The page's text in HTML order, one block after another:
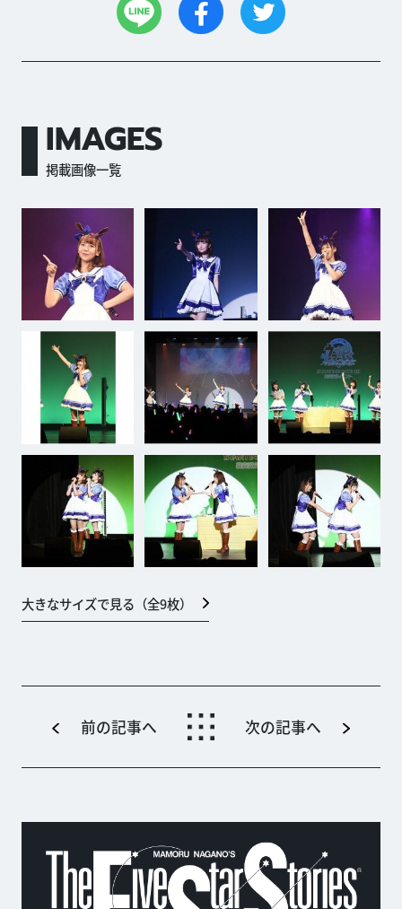
IMAGES
掲載画像一覧
大きなサイズで見る（全9枚）
前の記事へ 次の記事へ